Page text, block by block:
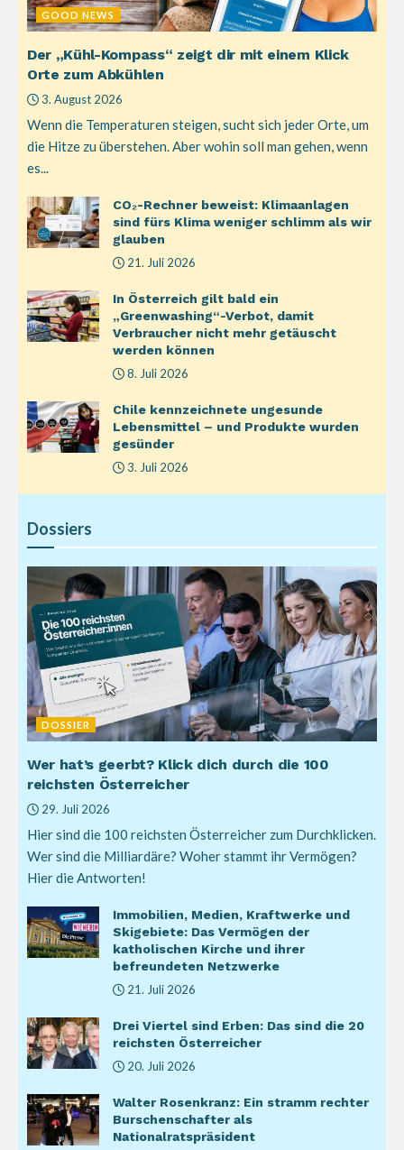
GOOD NEWS
Der „Kühl-Kompass“ zeigt dir mit einem Klick
Orte zum Abkühlen
3. August 2026
Wenn die Temperaturen steigen, sucht sich jeder Orte, um
die Hitze zu überstehen. Aber wohin soll man gehen, wenn
es...
CO₂-Rechner beweist: Klimaanlagen
sind fürs Klima weniger schlimm als wir
glauben
21. Juli 2026
In Österreich gilt bald ein
„Greenwashing“-Verbot, damit
Verbraucher nicht mehr getäuscht
werden können
8. Juli 2026
Chile kennzeichnete ungesunde
Lebensmittel – und Produkte wurden
gesünder
3. Juli 2026
Dossiers
DOSSIER
Wer hat’s geerbt? Klick dich durch die 100
reichsten Österreicher
29. Juli 2026
Hier sind die 100 reichsten Österreicher zum Durchklicken.
Wer sind die Milliardäre? Woher stammt ihr Vermögen?
Hier die Antworten!
Immobilien, Medien, Kraftwerke und
Skigebiete: Das Vermögen der
katholischen Kirche und ihrer
befreundeten Netzwerke
21. Juli 2026
Drei Viertel sind Erben: Das sind die 20
reichsten Österreicher
20. Juli 2026
Walter Rosenkranz: Ein stramm rechter
Burschenschafter als
Nationalratspräsident